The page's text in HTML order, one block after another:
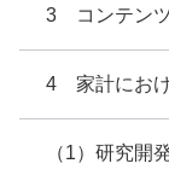
3 コンテン
4 家計にお
（1）研究開